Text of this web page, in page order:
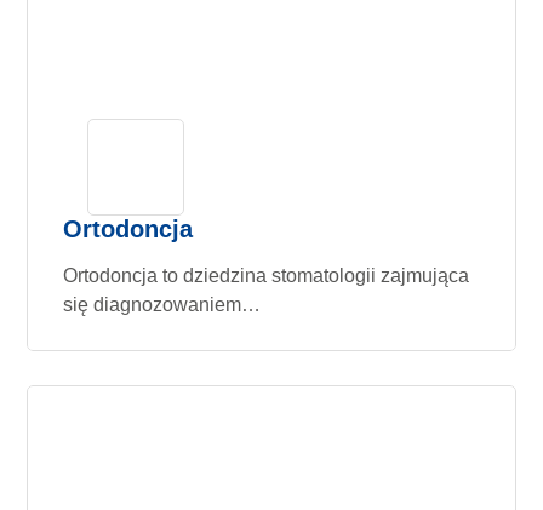
Ortodoncja
Ortodoncja to dziedzina stomatologii zajmująca
się diagnozowaniem…